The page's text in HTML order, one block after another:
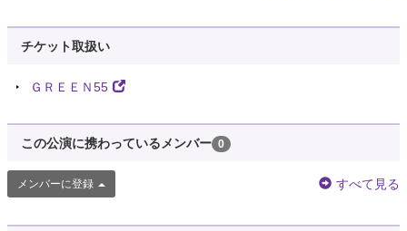
チケット取扱い
ＧＲＥＥＮ55
この公演に携わっているメンバー 0
メンバーに登録 すべて見る